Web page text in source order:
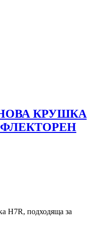
КРУШКА
Н7R, подходяща за